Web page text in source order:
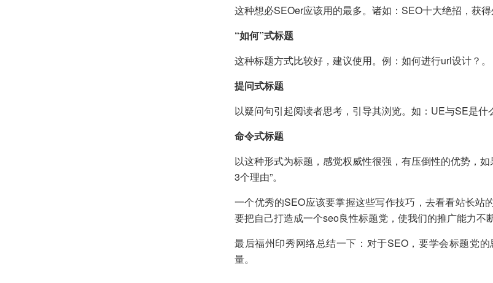
这种想必SEOer应该用的最多。诸如：SEO十大绝招，获得
“如何”式标题
这种标题方式比较好，建议使用。例：如何进行url设计？。
提问式标题
以疑问句引起阅读者思考，引导其浏览。如：UE与SE是什
命令式标题
以这种形式为标题，感觉权威性很强，有压倒性的优势，
3个理由”。
一个优秀的SEO应该要掌握这些写作技巧，去看看站长
要把自己打造成一个seo良性标题党，使我们的推广能力不
最后福州印秀网络总结一下：对于SEO，要学会标题党
量。